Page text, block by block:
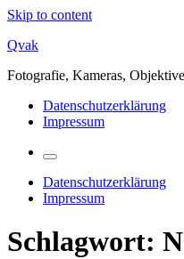
Skip to content
Qvak
Fotografie, Kameras,
Datenschutzerklärung
Impressum
Datenschutzerklärung
Impressum
Schlagwort: